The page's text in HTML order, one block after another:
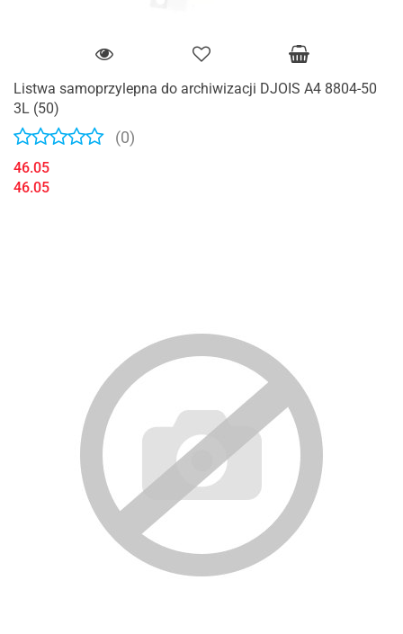
Listwa samoprzylepna do archiwizacji DJOIS A4 8804-50
3L (50)
(0)
46.05
46.05